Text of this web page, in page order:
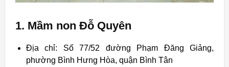
1. Mầm non Đỗ Quyên
Địa chỉ: Số 77/52 đường Phạm Đăng Giảng,
phường Bình Hưng Hòa, quận Bình Tân